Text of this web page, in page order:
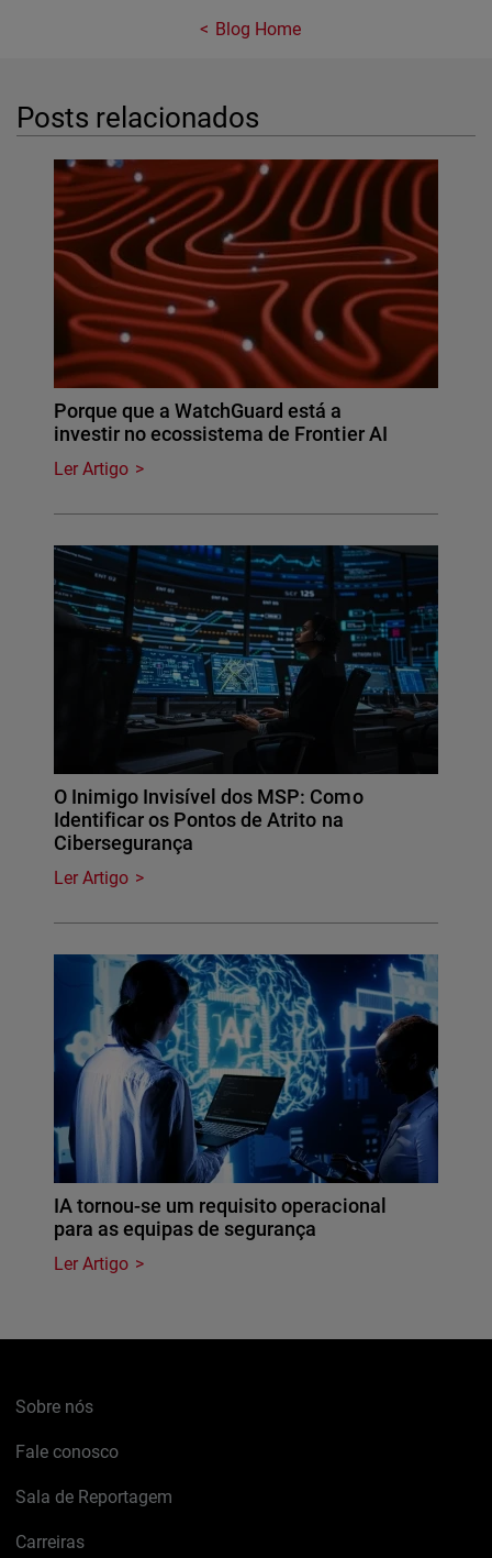
Blog Home
Posts relacionados
Porque que a WatchGuard está a
investir no ecossistema de Frontier AI
Ler Artigo
O Inimigo Invisível dos MSP: Como
Identificar os Pontos de Atrito na
Cibersegurança
Ler Artigo
IA tornou-se um requisito operacional
para as equipas de segurança
Ler Artigo
Sobre nós
Fale conosco
Sala de Reportagem
Carreiras